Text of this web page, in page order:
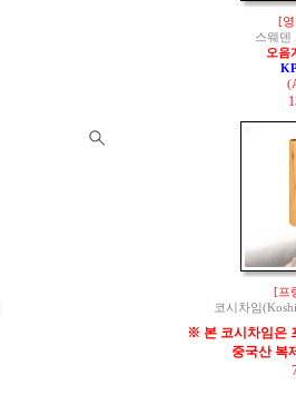
[
스웨덴
오음
[프
코시차임
※ 본 코시차임은
중국산 복